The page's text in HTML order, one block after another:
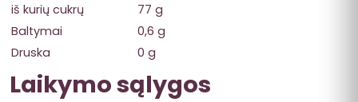
iš kurių cukrų
77 g
Baltymai
0,6 g
Druska
0 g
Laikymo sąlygos